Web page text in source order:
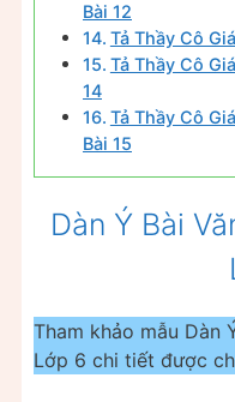
Bài 12
Tả Thầy Cô
Tả Thầy Cô
14
Tả Thầy Cô
Bài 15
Dàn Ý Bài
Tham khảo mẫu Dàn
Lớp 6 chi tiết được